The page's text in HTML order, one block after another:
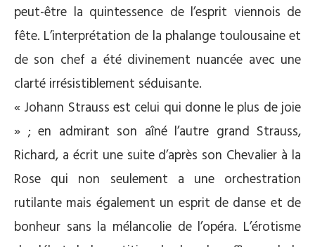
peut-être la quintessence de l’esprit viennois de
fête. L’interprétation de la phalange toulousaine et
de son chef a été divinement nuancée avec une
clarté irrésistiblement séduisante.
« Johann Strauss est celui qui donne le plus de joie
» ; en admirant son aîné l’autre grand Strauss,
Richard, a écrit une suite d’après son Chevalier à la
Rose qui non seulement a une orchestration
rutilante mais également un esprit de danse et de
bonheur sans la mélancolie de l’opéra. L’érotisme